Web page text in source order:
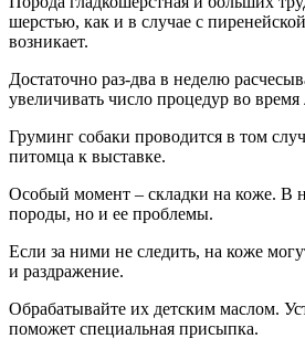
шерстью, как и в случае с
возникает.
Достаточно раз-два в неделю
увеличивать число процедур во время
Груминг собаки проводится в том
питомца к выставке.
Особый момент – складки на коже. В
породы, но и ее проблемы.
Если за ними не следить, на коже
и раздражение.
Обрабатывайте их детским маслом.
поможет специальная присыпка.